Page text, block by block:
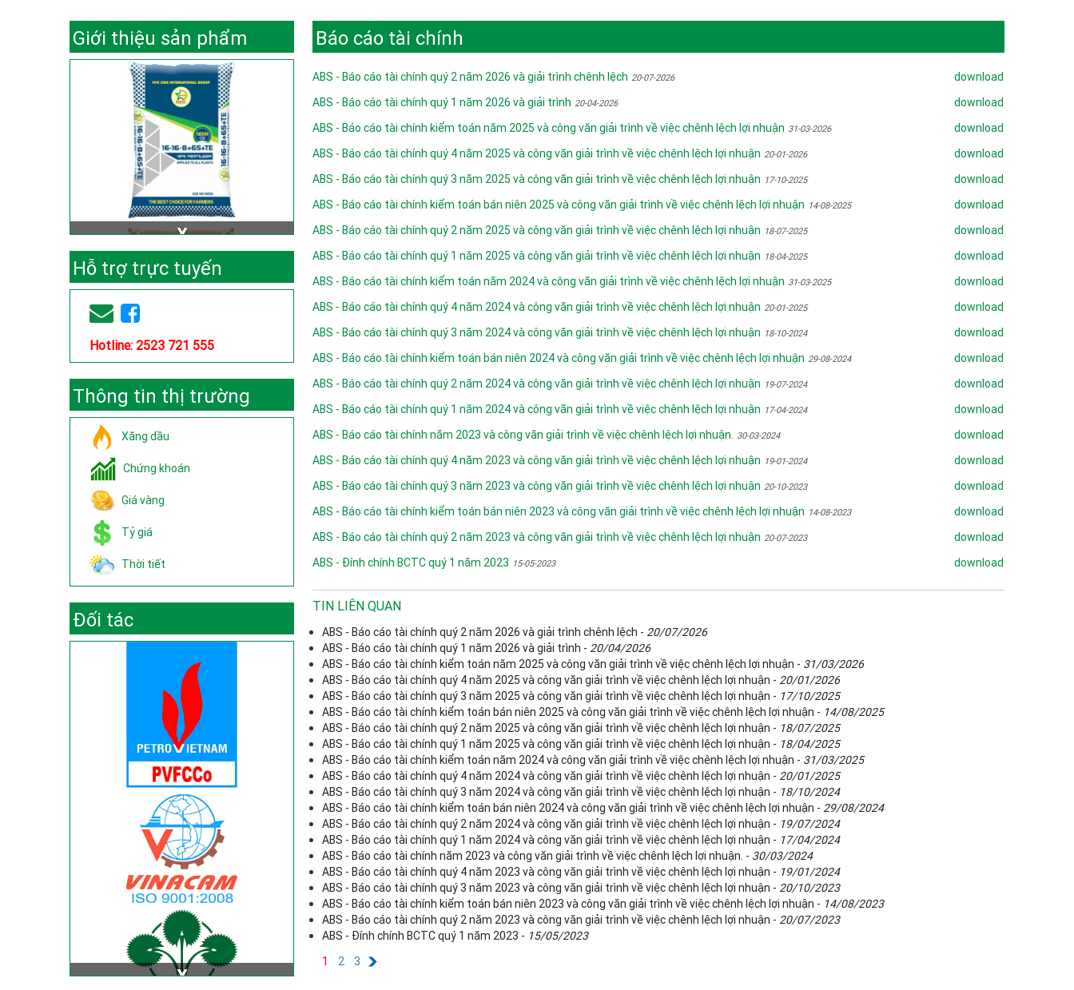
Giới thiệu sản phẩm
Hỗ trợ trực tuyến
Hotline: 2523 721 555
Thông tin thị trường
Xăng dầu
Chứng khoán
Giá vàng
Tỷ giá
Thời tiết
Đối tác
Báo cáo tài chính
ABS - Báo cáo tài chính quý 2 năm 2026 và giải trình chênh lệch 20-07-2026
download
ABS - Báo cáo tài chính quý 1 năm 2026 và giải trình 20-04-2026
download
ABS - Báo cáo tài chính kiểm toán năm 2025 và công văn giải trình về việc chênh lệch lợi nhuận 31-03-2026
download
ABS - Báo cáo tài chính quý 4 năm 2025 và công văn giải trình về việc chênh lệch lợi nhuận 20-01-2026
download
ABS - Báo cáo tài chính quý 3 năm 2025 và công văn giải trình về việc chênh lệch lợi nhuận 17-10-2025
download
ABS - Báo cáo tài chính kiểm toán bán niên 2025 và công văn giải trình về việc chênh lệch lợi nhuận 14-08-2025
download
ABS - Báo cáo tài chính quý 2 năm 2025 và công văn giải trình về việc chênh lệch lợi nhuận 18-07-2025
download
ABS - Báo cáo tài chính quý 1 năm 2025 và công văn giải trình về việc chênh lệch lợi nhuận 18-04-2025
download
ABS - Báo cáo tài chính kiểm toán năm 2024 và công văn giải trình về việc chênh lệch lợi nhuận 31-03-2025
download
ABS - Báo cáo tài chính quý 4 năm 2024 và công văn giải trình về việc chênh lệch lợi nhuận 20-01-2025
download
ABS - Báo cáo tài chính quý 3 năm 2024 và công văn giải trình về việc chênh lệch lợi nhuận 18-10-2024
download
ABS - Báo cáo tài chính kiểm toán bán niên 2024 và công văn giải trình về việc chênh lệch lợi nhuận 29-08-2024
download
ABS - Báo cáo tài chính quý 2 năm 2024 và công văn giải trình về việc chênh lệch lợi nhuận 19-07-2024
download
ABS - Báo cáo tài chính quý 1 năm 2024 và công văn giải trình về việc chênh lệch lợi nhuận 17-04-2024
download
ABS - Báo cáo tài chính năm 2023 và công văn giải trình về việc chênh lệch lợi nhuận. 30-03-2024
download
ABS - Báo cáo tài chính quý 4 năm 2023 và công văn giải trình về việc chênh lệch lợi nhuận 19-01-2024
download
ABS - Báo cáo tài chính quý 3 năm 2023 và công văn giải trình về việc chênh lệch lợi nhuận 20-10-2023
download
ABS - Báo cáo tài chính kiểm toán bán niên 2023 và công văn giải trình về việc chênh lệch lợi nhuận 14-08-2023
download
ABS - Báo cáo tài chính quý 2 năm 2023 và công văn giải trình về việc chênh lệch lợi nhuận 20-07-2023
download
ABS - Đính chính BCTC quý 1 năm 2023 15-05-2023 download
TIN LIÊN QUAN
ABS - Báo cáo tài chính quý 2 năm 2026 và giải trình chênh lệch - 20/07/2026
ABS - Báo cáo tài chính quý 1 năm 2026 và giải trình - 20/04/2026
ABS - Báo cáo tài chính kiểm toán năm 2025 và công văn giải trình về việc chênh lệch lợi nhuận - 31/03/2026
ABS - Báo cáo tài chính quý 4 năm 2025 và công văn giải trình về việc chênh lệch lợi nhuận - 20/01/2026
ABS - Báo cáo tài chính quý 3 năm 2025 và công văn giải trình về việc chênh lệch lợi nhuận - 17/10/2025
ABS - Báo cáo tài chính kiểm toán bán niên 2025 và công văn giải trình về việc chênh lệch lợi nhuận - 14/08/2025
ABS - Báo cáo tài chính quý 2 năm 2025 và công văn giải trình về việc chênh lệch lợi nhuận - 18/07/2025
ABS - Báo cáo tài chính quý 1 năm 2025 và công văn giải trình về việc chênh lệch lợi nhuận - 18/04/2025
ABS - Báo cáo tài chính kiểm toán năm 2024 và công văn giải trình về việc chênh lệch lợi nhuận - 31/03/2025
ABS - Báo cáo tài chính quý 4 năm 2024 và công văn giải trình về việc chênh lệch lợi nhuận - 20/01/2025
ABS - Báo cáo tài chính quý 3 năm 2024 và công văn giải trình về việc chênh lệch lợi nhuận - 18/10/2024
ABS - Báo cáo tài chính kiểm toán bán niên 2024 và công văn giải trình về việc chênh lệch lợi nhuận - 29/08/2024
ABS - Báo cáo tài chính quý 2 năm 2024 và công văn giải trình về việc chênh lệch lợi nhuận - 19/07/2024
ABS - Báo cáo tài chính quý 1 năm 2024 và công văn giải trình về việc chênh lệch lợi nhuận - 17/04/2024
ABS - Báo cáo tài chính năm 2023 và công văn giải trình về việc chênh lệch lợi nhuận. - 30/03/2024
ABS - Báo cáo tài chính quý 4 năm 2023 và công văn giải trình về việc chênh lệch lợi nhuận - 19/01/2024
ABS - Báo cáo tài chính quý 3 năm 2023 và công văn giải trình về việc chênh lệch lợi nhuận - 20/10/2023
ABS - Báo cáo tài chính kiểm toán bán niên 2023 và công văn giải trình về việc chênh lệch lợi nhuận - 14/08/2023
ABS - Báo cáo tài chính quý 2 năm 2023 và công văn giải trình về việc chênh lệch lợi nhuận - 20/07/2023
ABS - Đính chính BCTC quý 1 năm 2023 - 15/05/2023
1
2 3